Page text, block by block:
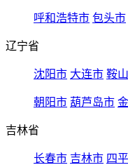
呼和浩特市 包头市
辽宁省
沈阳市 大连市 鞍
朝阳市 葫芦岛市
吉林省
长春市 吉林市 四